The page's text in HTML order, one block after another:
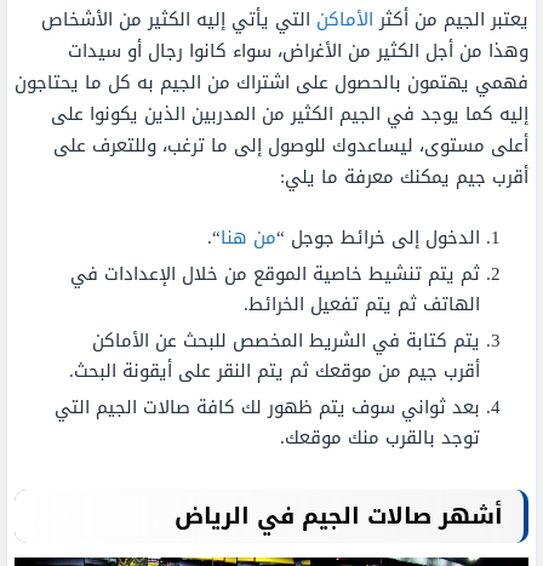
يعتبر الجيم من أكثرالأماكن التي يأتي إليه الكثير من الأشخاص
وهذا من أجل الكثير من الأغراض، سواء كانوا رجال أو سيدات
فهمي يهتمون بالحصول على اشتراك من الجيم به كل ما يحتاجون
إليه كما يوجد في الجيم الكثير من المدربين الذين يكونوا على
أعلى مستوى، ليساعدوك للوصول إلى ما ترغب، وللتعرف على
أقرب جيم يمكنك معرفة ما يلي:
الدخول إلى خرائط جوجل “من هنا“.
ثم يتم تنشيط خاصية الموقع من خلال الإعدادات في
الهاتف ثم يتم تفعيل الخرائط.
يتم كتابة في الشريط المخصص للبحث عن الأماكن
أقرب جيم من موقعك ثم يتم النقر على أيقونة البحث.
بعد ثواني سوف يتم ظهور لك كافة صالات الجيم التي
توجد بالقرب منك موقعك.
أشهر صالات الجيم في الرياض